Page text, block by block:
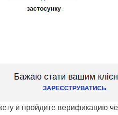
и пройдите верификацию